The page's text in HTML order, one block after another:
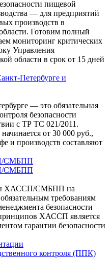
пищевой
— для предприятий
производств в
Готовим полный
мониторинг критических
Управления
области в срок от 15 дней
и
— это обязательная
безопасности
с ТР ТС 021/2011.
от 30 000 руб.,
и производств составляют
СМБПП
СМБПП
ХАССП/СМБПП на
требованиям
безопасности
ХАССП является
гарантии безопасности
контроля (ППК)